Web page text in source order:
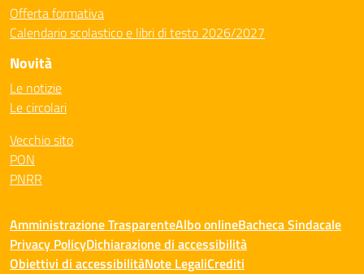
Offerta formativa
Calendario scolastico e libri di testo 2026/2027
Novità
Le notizie
Le circolari
Vecchio sito
PON
PNRR
Amministrazione TrasparenteAlbo onlineBacheca Sindacale
Privacy PolicyDichiarazione di accessibilità
Obiettivi di accessibilitàNote LegaliCrediti